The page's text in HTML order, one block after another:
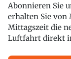
Abonnieren Sie
erhalten Sie von
Mittagszeit die
Luftfahrt direkt